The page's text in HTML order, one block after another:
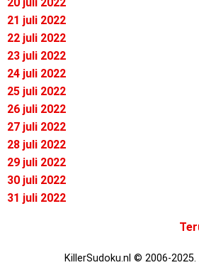
21 juli 2022
22 juli 2022
23 juli 2022
24 juli 2022
25 juli 2022
26 juli 2022
27 juli 2022
28 juli 2022
29 juli 2022
30 juli 2022
31 juli 2022
KillerSudoku.nl © 2006-